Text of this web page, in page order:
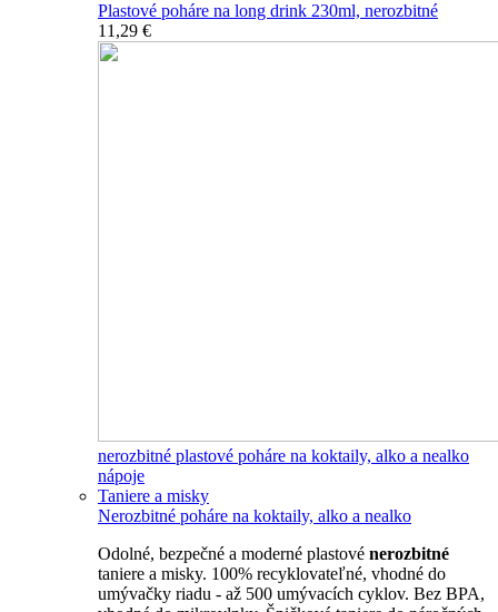
Plastové poháre na long drink 230ml, nerozbitné
11,29 €
nerozbitné plastové poháre na koktaily, alko a nealko
nápoje
Taniere a misky
Nerozbitné poháre na koktaily, alko a nealko
Odolné, bezpečné a moderné plastové nerozbitné
taniere a misky. 100% recyklovateľné, vhodné do
umývačky riadu - až 500 umývacích cyklov. Bez BPA,